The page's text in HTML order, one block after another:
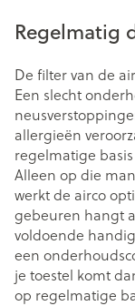
Regelmatig
De filter van de
Een slecht
allergieën
regelmatige
Alleen op die
werkt de airco
gebeuren hangt
voldoende
een
je toestel komt
op regelmatige